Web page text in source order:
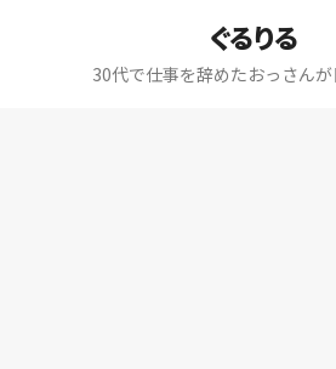
ぐるりる
30代で仕事を辞めたおっさん